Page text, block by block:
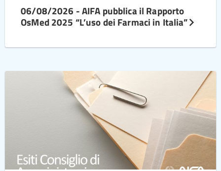
06/08/2026 - AIFA pubblica il Rapporto
OsMed 2025 “L’uso dei Farmaci in Italia”